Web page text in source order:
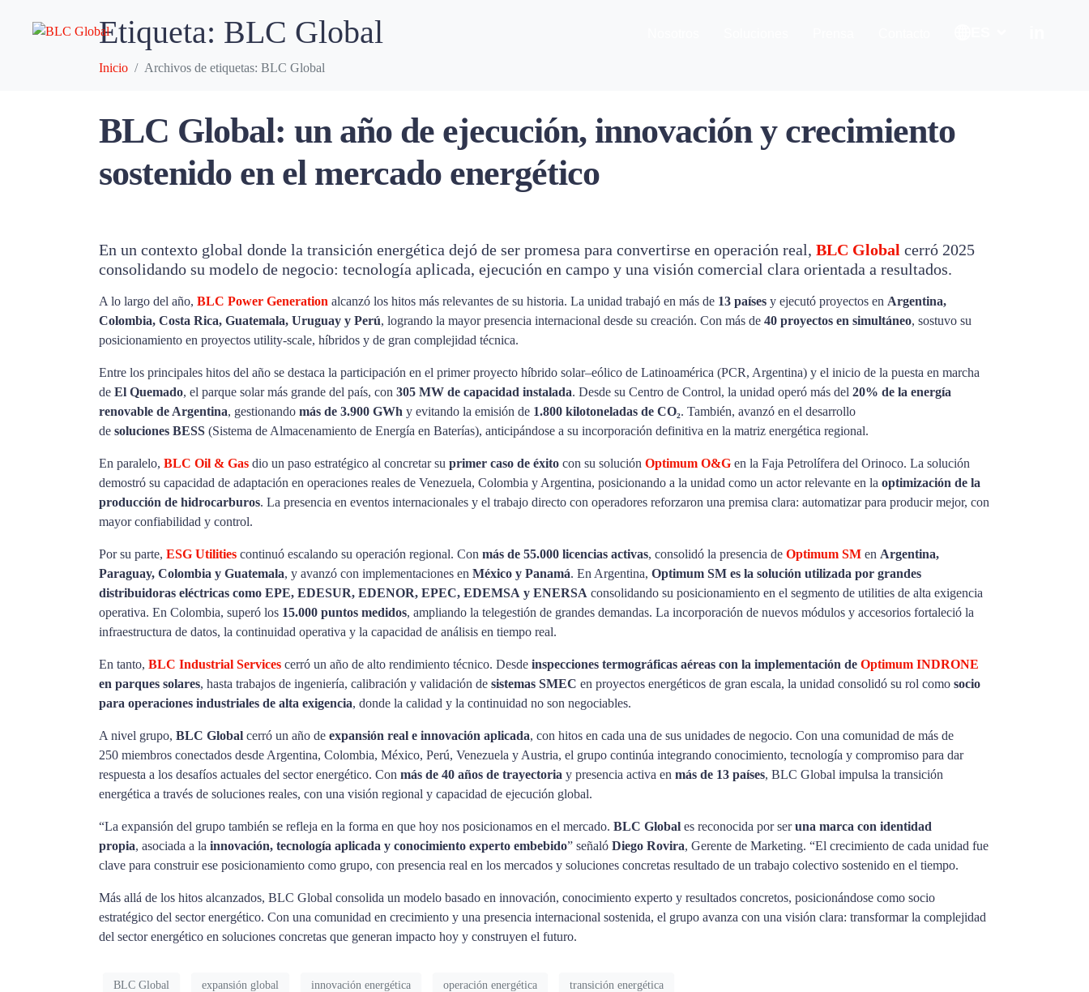
Etiqueta: BLC Global
Inicio Archivos de etiquetas: BLC Global
BLC Global: un año de ejecución, innovación y crecimiento
sostenido en el mercado energético
En un contexto global donde la transición energética dejó de ser promesa para convertirse en operación real, BLC Global cerró 2025
consolidando su modelo de negocio: tecnología aplicada, ejecución en campo y una visión comercial clara orientada a resultados.
A lo largo del año, BLC Power Generation alcanzó los hitos más relevantes de su historia. La unidad trabajó en más de 13 países y ejecutó proyectos en Argentina,
Colombia, Costa Rica, Guatemala, Uruguay y Perú, logrando la mayor presencia internacional desde su creación. Con más de 40 proyectos en simultáneo, sostuvo su
posicionamiento en proyectos utility-scale, híbridos y de gran complejidad técnica.
Entre los principales hitos del año se destaca la participación en el primer proyecto híbrido solar–eólico de Latinoamérica (PCR, Argentina) y el inicio de la puesta en marcha
de El Quemado, el parque solar más grande del país, con 305 MW de capacidad instalada. Desde su Centro de Control, la unidad operó más del 20% de la energía
renovable de Argentina, gestionando más de 3.900 GWh y evitando la emisión de 1.800 kilotoneladas de CO₂. También, avanzó en el desarrollo
de soluciones BESS (Sistema de Almacenamiento de Energía en Baterías), anticipándose a su incorporación definitiva en la matriz energética regional.
En paralelo, BLC Oil & Gas dio un paso estratégico al concretar su primer caso de éxito con su solución Optimum O&G en la Faja Petrolífera del Orinoco. La solución
demostró su capacidad de adaptación en operaciones reales de Venezuela, Colombia y Argentina, posicionando a la unidad como un actor relevante en la optimización de la
producción de hidrocarburos. La presencia en eventos internacionales y el trabajo directo con operadores reforzaron una premisa clara: automatizar para producir mejor, con
mayor confiabilidad y control.
Por su parte, ESG Utilities continuó escalando su operación regional. Con más de 55.000 licencias activas, consolidó la presencia de Optimum SM en Argentina,
Paraguay, Colombia y Guatemala, y avanzó con implementaciones en México y Panamá. En Argentina, Optimum SM es la solución utilizada por grandes
distribuidoras eléctricas como EPE, EDESUR, EDENOR, EPEC, EDEMSA y ENERSA consolidando su posicionamiento en el segmento de utilities de alta exigencia
operativa. En Colombia, superó los 15.000 puntos medidos, ampliando la telegestión de grandes demandas. La incorporación de nuevos módulos y accesorios fortaleció la
infraestructura de datos, la continuidad operativa y la capacidad de análisis en tiempo real.
En tanto, BLC Industrial Services cerró un año de alto rendimiento técnico. Desde inspecciones termográficas aéreas con la implementación de Optimum INDRONE
en parques solares, hasta trabajos de ingeniería, calibración y validación de sistemas SMEC en proyectos energéticos de gran escala, la unidad consolidó su rol como socio
para operaciones industriales de alta exigencia, donde la calidad y la continuidad no son negociables.
A nivel grupo, BLC Global cerró un año de expansión real e innovación aplicada, con hitos en cada una de sus unidades de negocio. Con una comunidad de más de
250 miembros conectados desde Argentina, Colombia, México, Perú, Venezuela y Austria, el grupo continúa integrando conocimiento, tecnología y compromiso para dar
respuesta a los desafíos actuales del sector energético. Con más de 40 años de trayectoria y presencia activa en más de 13 países, BLC Global impulsa la transición
energética a través de soluciones reales, con una visión regional y capacidad de ejecución global.
“La expansión del grupo también se refleja en la forma en que hoy nos posicionamos en el mercado. BLC Global es reconocida por seruna marca con identidad
propia, asociada a la innovación, tecnología aplicada y conocimiento experto embebido” señaló Diego Rovira, Gerente de Marketing. “El crecimiento de cada unidad fue
clave para construir ese posicionamiento como grupo, con presencia real en los mercados y soluciones concretas resultado de un trabajo colectivo sostenido en el tiempo.
Más allá de los hitos alcanzados, BLC Global consolida un modelo basado en innovación, conocimiento experto y resultados concretos, posicionándose como socio
estratégico del sector energético. Con una comunidad en crecimiento y una presencia internacional sostenida, el grupo avanza con una visión clara: transformar la complejidad
del sector energético en soluciones concretas que generan impacto hoy y construyen el futuro.
BLC Global expansión global innovación energética operación energética transición energética